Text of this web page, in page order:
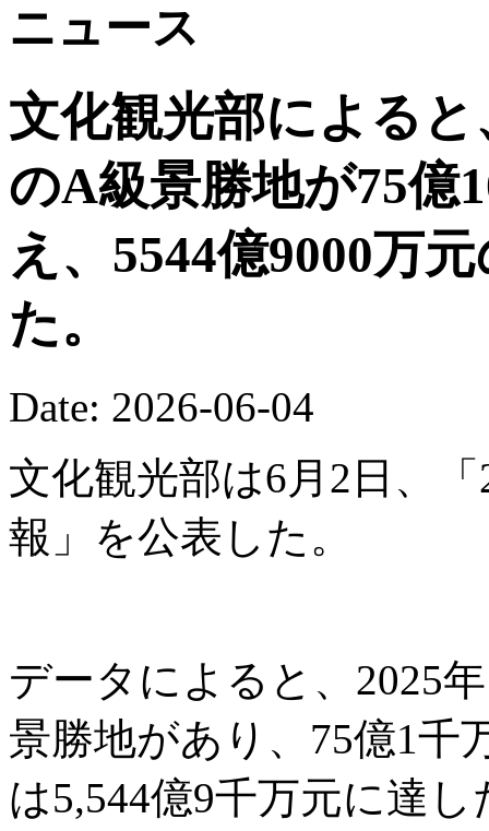
ニュース
文化観光部によると
のA級景勝地が75億
え、5544億9000万
た。
Date: 2026-06-04
文化観光部は6月2日、
報」を公表した。
データによると、2025
景勝地があり、75億1千
は5,544億9千万元に達